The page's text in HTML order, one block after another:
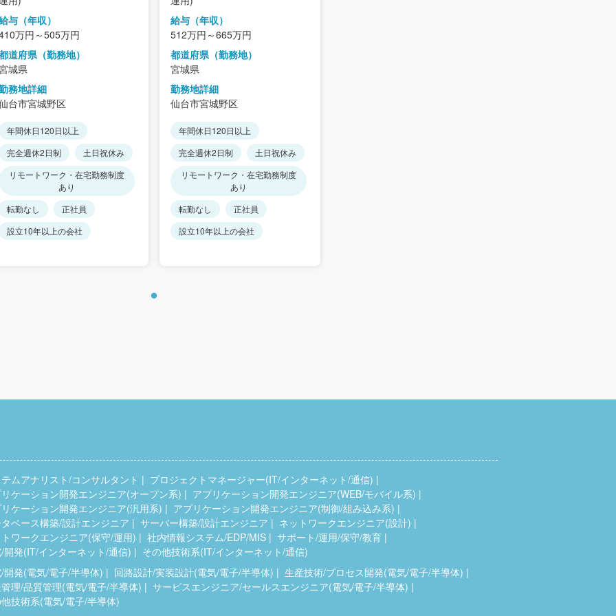
与（年収）
万円～505万円
道府県（勤務地）
城県
務地詳細
台市宮城野区
年間休日120日以上
完全週休2日制
土日祝休み
リモートワーク・在宅勤務制度
あり
転勤なし
正社員
設立10年以上の会社
給与（年収）
512万円～665万円
都道府県（勤務地）
宮城県
勤務地詳細
仙台市宮城野区
年間休日120日以上
完全週休2日制
土日祝休み
リモートワーク・在宅勤務制度
あり
転勤なし
正社員
設立10年以上の会社
ムアナリスト/コンサルタント
プロジェクトマネージャー(IT/インターネット/通信)
ケーション開発エンジニア(オープン系)
アプリケーション開発エンジニア(WEB/モバイル系)
ケーション開発エンジニア(汎用系)
アプリケーション開発エンジニア(制御/組み込み系)
ベース構築/設計エンジニア
サーバー構築/設計エンジニア
ネットワークエンジニア(設計)
ワークエンジニア(保守/運用)
社内情報システム/EDP/MIS
サポート/運用/保守/教育
開発(IT/インターネット/通信)
その他技術系(IT/インターネット/通信)
開発(電気/電子/半導体)
回路設計/実装設計(電気/電子/半導体)
生産技術/プロセス開発(電気/電子/半導体)
理/品質管理(電気/電子/半導体)
サービスエンジニア/セールスエンジニア(電気/電子/半導体)
技術系(電気/電子/半導体)